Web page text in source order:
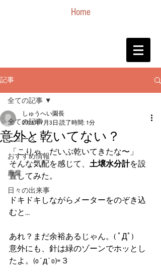
Home
記事
全ての記事
ニュース
おすすめ情報
農業
日々の出来事
全ての記事
意外と乾いてない？
しゅうへい園長
2025年7月3日 読了時間: 1分
「こりゃ、だいぶ乾いてきたな〜」
そんな気配を感じて、 土壌水分計を設
置してみた。
ドキドキしながらメーターをのぞき込
むと…
あれ？まだ余裕あるじゃん。( ﾟДﾟ)
意外にも、針は緑のゾーンでホッとし
たよ。(o´д`o)=３